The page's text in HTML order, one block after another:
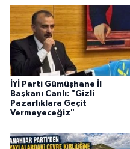
İYİ Parti Gümüşhane İl
Başkanı Canlı: "Gizli
Pazarlıklara Geçit
Vermeyeceğiz"